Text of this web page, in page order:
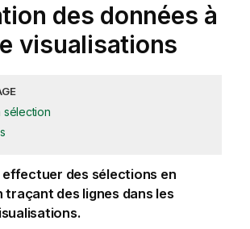
des données à
visualisations
sélection
des sélections en
traçant des lignes dans les